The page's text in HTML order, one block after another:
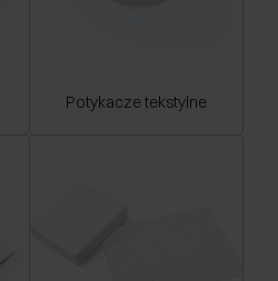
Potykacze tekstylne